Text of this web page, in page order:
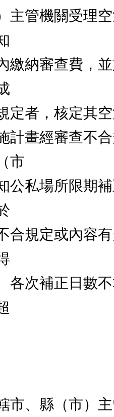
主管機關受理
繳納審查費，
定者，核定其
計畫經審查不
市
公私場所限期
合規定或內容
各次補正日數
市、縣（市）